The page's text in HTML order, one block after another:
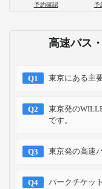
予約確認 予
高速バス
東京にある主
東京発の
です。
東京発の高速
パークチケッ